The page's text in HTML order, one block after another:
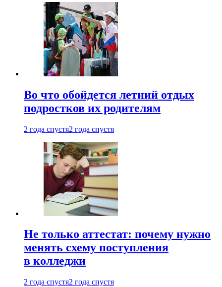
Во что обойдется летний отдых
подростков их родителям
2 года спустя2 года спустя
Не только аттестат: почему нужно
менять схему поступления
в колледжи
2 года спустя2 года спустя